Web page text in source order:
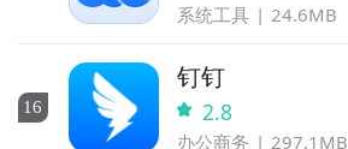
系统工具 24.6MB
16
钉钉
2.8
办公商务 297.1MB